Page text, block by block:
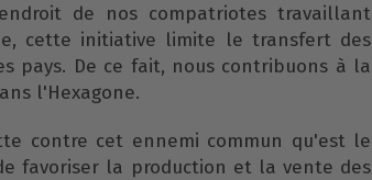
de nos compatriotes travaillant
cette initiative limite le transfert des
pays. De ce fait, nous contribuons à la
l'Hexagone.
contre cet ennemi commun qu'est le
favoriser la production et la vente des